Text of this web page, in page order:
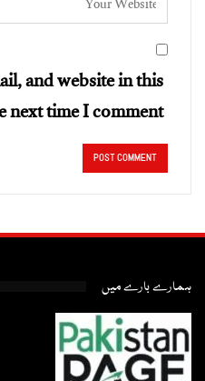
and website in this
time I comment.
ہمارے بارے میں